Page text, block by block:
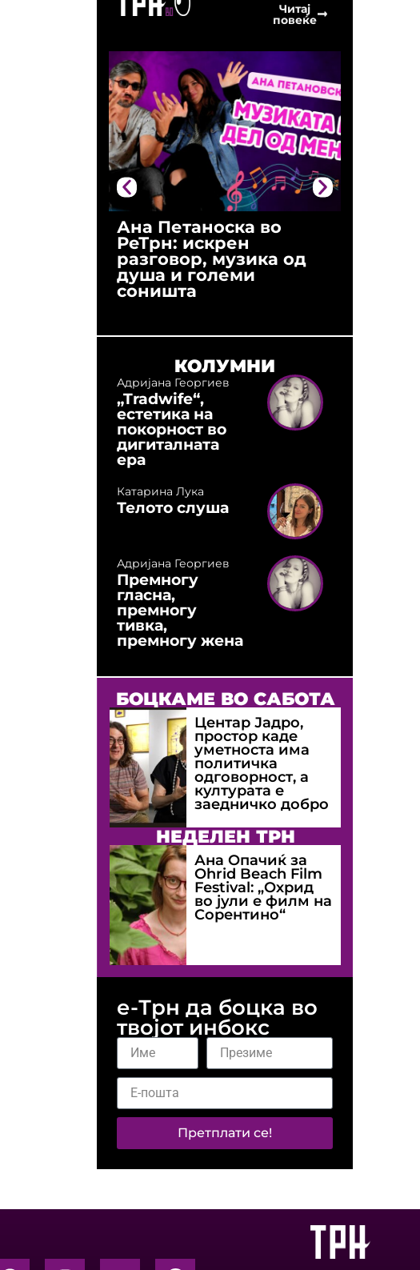
Читај
повеќе
Ана Петаноска во
РеТрн: искрен
разговор, музика од
душа и големи
соништа
КОЛУМНИ
Адријана Георгиев
„Tradwife“,
естетика на
покорност во
дигиталната
ера
Катарина Лука
Телото слуша
Адријана Георгиев
Премногу
гласна,
премногу
тивка,
премногу жена
БОЦКАМЕ ВО САБОТА
Центар Јадро,
простор каде
уметноста има
политичка
одговорност, а
културата е
заедничко добро
НЕДЕЛЕН ТРН
Ана Опачиќ за
Оhrid Beach Film
Festival: „Охрид
во јули е филм на
Сорентино“
е-Трн да боцка во
твојот инбокс
Претплати се!